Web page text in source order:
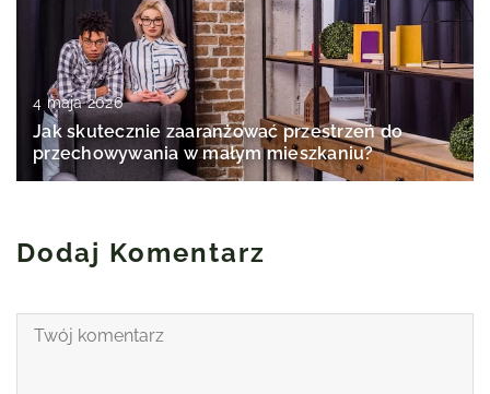
4 maja 2026
Jak skutecznie zaaranżować przestrzeń do
przechowywania w małym mieszkaniu?
Dodaj Komentarz